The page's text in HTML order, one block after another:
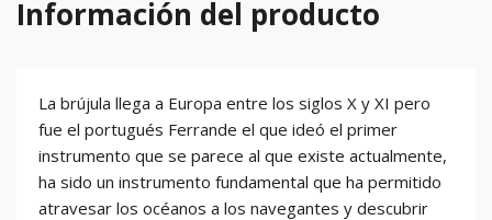
Información del producto
La brújula llega a Europa entre los siglos X y XI pero
fue el portugués Ferrande el que ideó el primer
instrumento que se parece al que existe actualmente,
ha sido un instrumento fundamental que ha permitido
atravesar los océanos a los navegantes y descubrir